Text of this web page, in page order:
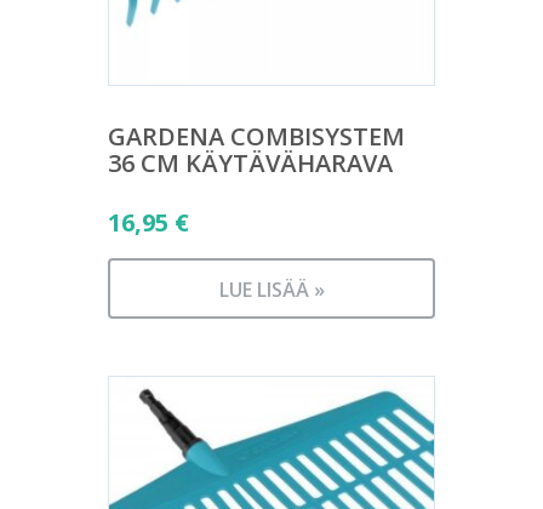
GARDENA COMBISYSTEM
36 CM KÄYTÄVÄHARAVA
16,95 €
LUE LISÄÄ »